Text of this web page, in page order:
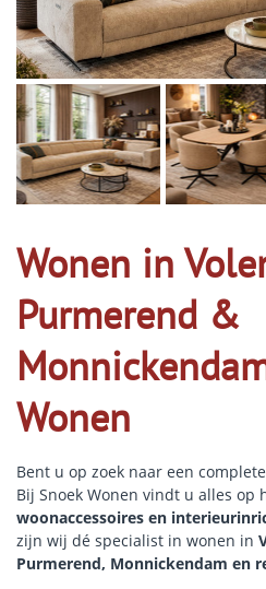
Wonen in
Purmerend &
Wonen
Bent u op zoek naar een
Bij Snoek Wonen vindt u alles op
woonaccessoires en
zijn wij dé specialist in wonen in
Purmerend, Monnickendam en